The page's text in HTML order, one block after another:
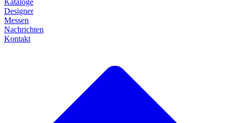
Kataloge
Designer
Messen
Nachrichten
Kontakt